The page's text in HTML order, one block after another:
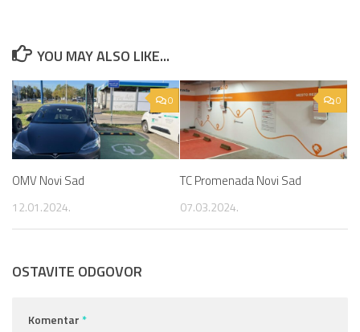
YOU MAY ALSO LIKE...
0
OMV Novi Sad
12.01.2024.
0
TC Promenada Novi Sad
07.03.2024.
OSTAVITE ODGOVOR
Komentar*